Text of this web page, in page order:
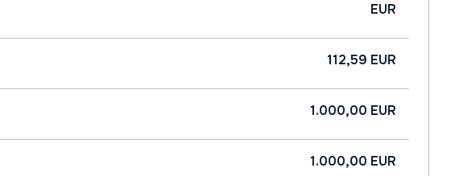
EUR
112,59 EUR
1.000,00 EUR
1.000,00 EUR